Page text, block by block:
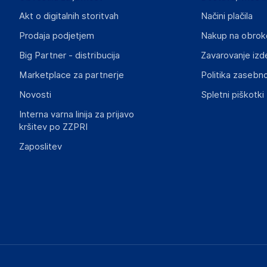
Germany
Slike o varnosti izdelka
Slike o varnosti izdelka vsebujejo opozorila na embalaži
Akt o digitalnih storitvah
Prodaja podjetjem
Big Partner - distribucija
Marketplace za partnerje
Novosti
Interna varna linija za prijavo
kršitev po ZZPRI
Zaposlitev
Načini plačila
Nakup na
Zavarovanje
Politika
Spletni piškotki